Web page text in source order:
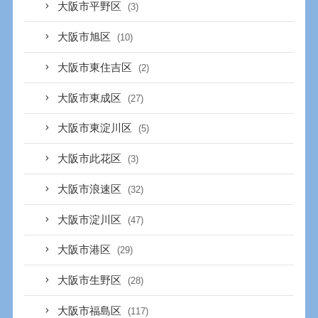
大阪市平野区 (3)
大阪市旭区 (10)
大阪市東住吉区 (2)
大阪市東成区 (27)
大阪市東淀川区 (5)
大阪市此花区 (3)
大阪市浪速区 (32)
大阪市淀川区 (47)
大阪市港区 (29)
大阪市生野区 (28)
大阪市福島区 (117)